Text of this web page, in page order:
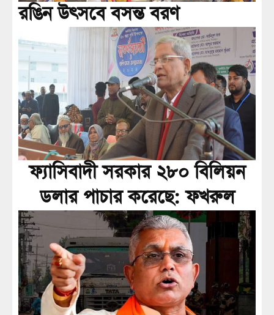
রঙিন উৎসবে বসন্ত বরণ
ফ্যাসিবাদী সরকার ২৮০ বিলিয়ন
ডলার পাচার করেছে: ফখরুল